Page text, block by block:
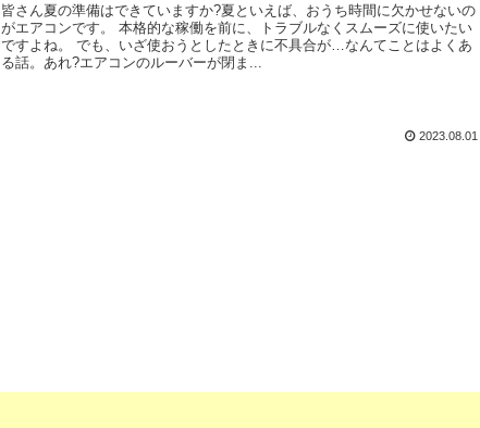
皆さん夏の準備はできていますか?夏といえば、おうち時間に欠かせないの
がエアコンです。 本格的な稼働を前に、トラブルなくスムーズに使いたい
ですよね。 でも、いざ使おうとしたときに不具合が…なんてことはよくあ
る話。あれ?エアコンのルーバーが閉ま...
2023.08.01